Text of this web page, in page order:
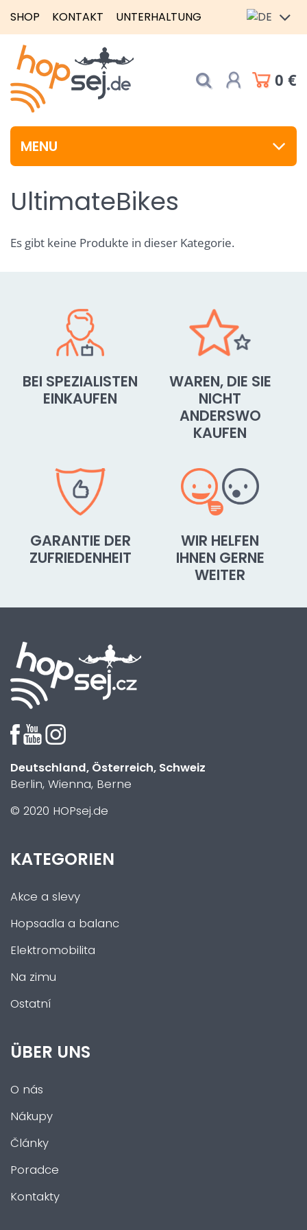
SHOP KONTAKT UNTERHALTUNG
0 €
MENU
UltimateBikes
Es gibt keine Produkte in dieser Kategorie.
BEI SPEZIALISTEN
EINKAUFEN
WAREN, DIE SIE
NICHT
ANDERSWO
KAUFEN
GARANTIE DER
ZUFRIEDENHEIT
WIR HELFEN
IHNEN GERNE
WEITER
Deutschland, Österreich, Schweiz
Berlin, Wienna, Berne
© 2020 HOPsej.de
KATEGORIEN
Akce a slevy
Hopsadla a balanc
Elektromobilita
Na zimu
Ostatní
ÜBER UNS
O nás
Nákupy
Články
Poradce
Kontakty